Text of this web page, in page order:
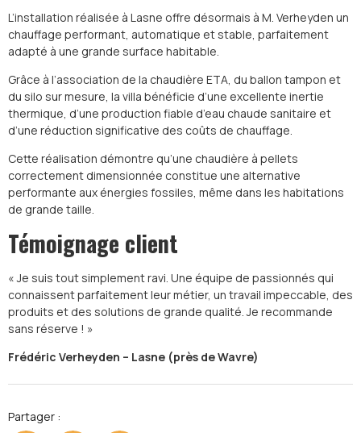
L’installation réalisée à Lasne offre désormais à M. Verheyden un
chauffage performant, automatique et stable, parfaitement
adapté à une grande surface habitable.
Grâce à l’association de la chaudière ETA, du ballon tampon et
du silo sur mesure, la villa bénéficie d’une excellente inertie
thermique, d’une production fiable d’eau chaude sanitaire et
d’une réduction significative des coûts de chauffage.
Cette réalisation démontre qu’une chaudière à pellets
correctement dimensionnée constitue une alternative
performante aux énergies fossiles, même dans les habitations
de grande taille.
Témoignage client
« Je suis tout simplement ravi. Une équipe de passionnés qui
connaissent parfaitement leur métier, un travail impeccable, des
produits et des solutions de grande qualité. Je recommande
sans réserve ! »
Frédéric Verheyden – Lasne (près de Wavre)
Partager :